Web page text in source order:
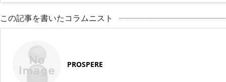
この記事を書いたコラムニスト
PROSPERE